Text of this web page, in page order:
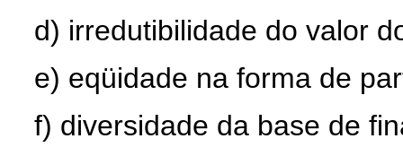
d) irredutibilidade do valor
e) eqüidade na forma de
f) diversidade da base de